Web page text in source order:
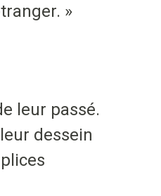
»
leur passé.
dessein